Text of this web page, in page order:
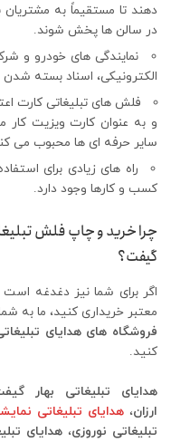
دهند تا مستقیماً به مشتریان
در سالن‌ ها پخش شوند.
نمایندگی ‌های خودرو و
الکترونیکی، اسناد بسته شدن
فلش های تبلیغاتی کارت
و به عنوان کارت ویزیت کار
سایر حرفه ای ها محبوب می
راه های زیادی برای
کسب و کارها وجود دارد.
چرا خرید و چاپ فلش
گیفت؟
اگر برای شما نیز دغدغه است
معتبر خریداری کنید، ما به
فروشگاه های هدایای
کنید.
هدایای تبلیغاتی بهار
ارزان،هدایای تبلیغاتی
تبلیغاتی نوروزی، هدایای